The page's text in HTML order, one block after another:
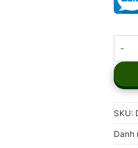
Đầu
SKU:
Danh